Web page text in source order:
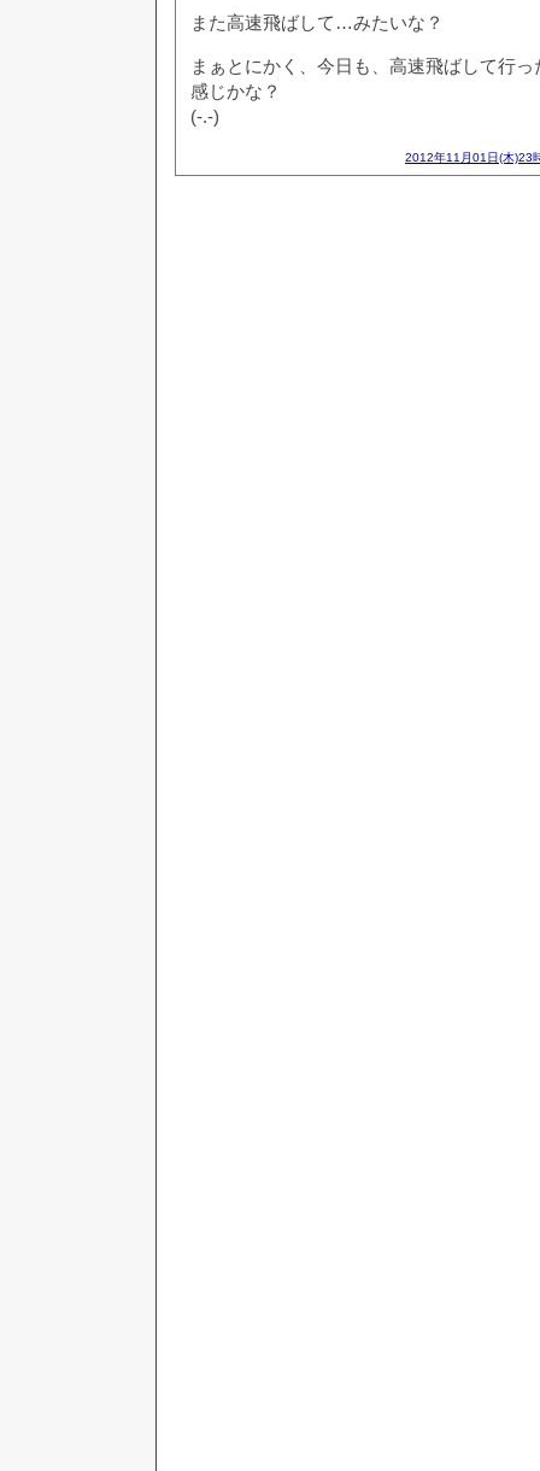
また高速飛ばして…みたいな？
まぁとにかく、今日も、高速飛ばして行
感じかな？
(-.-)
2012年11月01日(木)23